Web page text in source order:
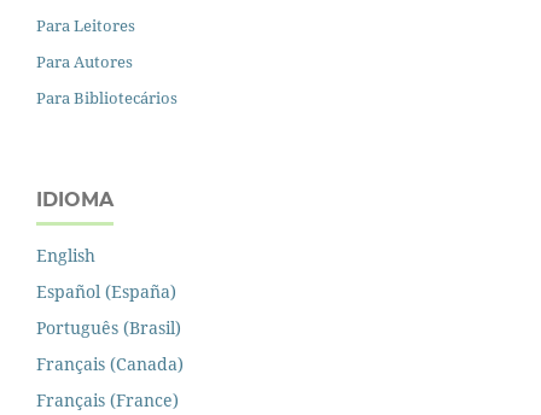
Para Leitores
Para Autores
Para Bibliotecários
IDIOMA
English
Español (España)
Português (Brasil)
Français (Canada)
Français (France)